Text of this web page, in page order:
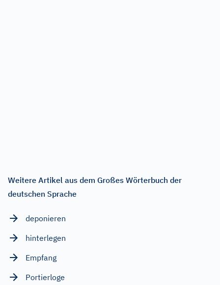
Weitere Artikel aus dem Großes Wörterbuch der
deutschen Sprache
deponieren
hinterlegen
Empfang
Portierloge